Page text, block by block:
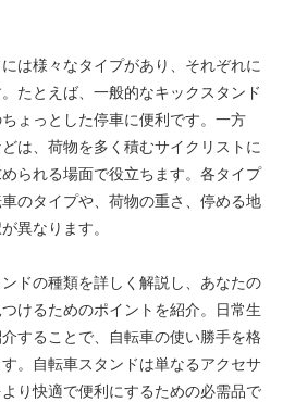
は様々なタイプがあり、それぞれに
たとえば、一般的なキックスタンド
ょっとした停車に便利です。一方
は、荷物を多く積むサイクリストに
られる場面で役立ちます。各タイプ
のタイプや、荷物の重さ、停める地
異なります。
ドの種類を詳しく解説し、あなたの
けるためのポイントを紹介。日常生
することで、自転車の使い勝手を格
。自転車スタンドは単なるアクセサ
り快適で便利にするための必需品で